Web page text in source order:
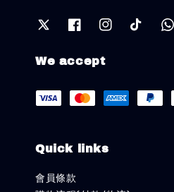
We accept
Quick links
會員條款